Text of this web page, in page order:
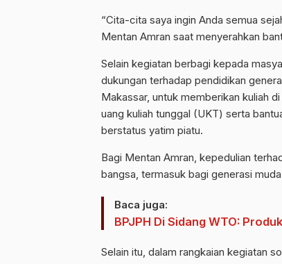
“Cita-cita saya ingin Anda semua
Mentan Amran saat menyerahkan
Selain kegiatan berbagi kepada
dukungan terhadap pendidikan
Makassar, untuk memberikan kuliah
uang kuliah tunggal (UKT) serta
berstatus yatim piatu.
Bagi Mentan Amran, kepedulian
bangsa, termasuk bagi generasi
Baca juga:
BPJPH Di Sidang WTO:
Selain itu, dalam rangkaian kegiatan